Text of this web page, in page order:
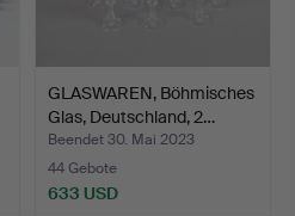
GLASWAREN, Böhmisches
Glas, Deutschland, 2…
Beendet 30. Mai 2023
44 Gebote
633 USD